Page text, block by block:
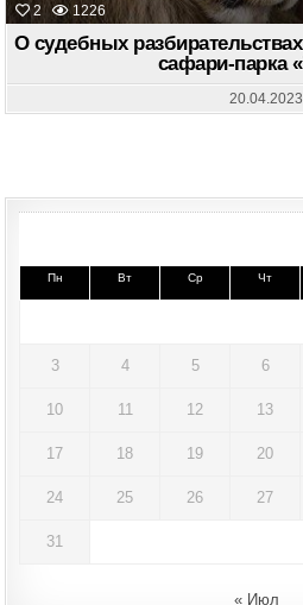
2 1226
О судебных
сафари-парка
20.04.2023
Пн Вт Ср Чт
3 4 5 6
10 11 12 13
17 18 19 20
24 25 26 27
31
« Июл